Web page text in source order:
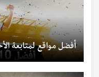
أفضل مواقع لمتابعة